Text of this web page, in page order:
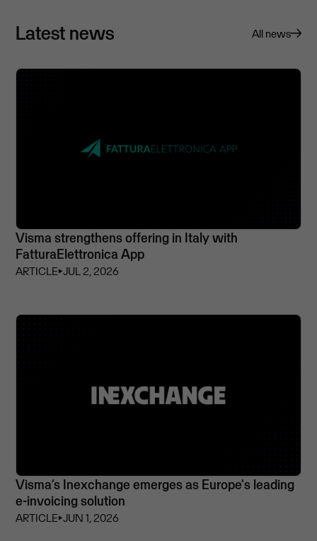
Latest news All news
Visma strengthens offering in Italy with
FatturaElettronica App
ARTICLE⏵JUL 2, 2026
Visma’s Inexchange emerges as Europe's leading
e-invoicing solution
ARTICLE⏵JUN 1, 2026